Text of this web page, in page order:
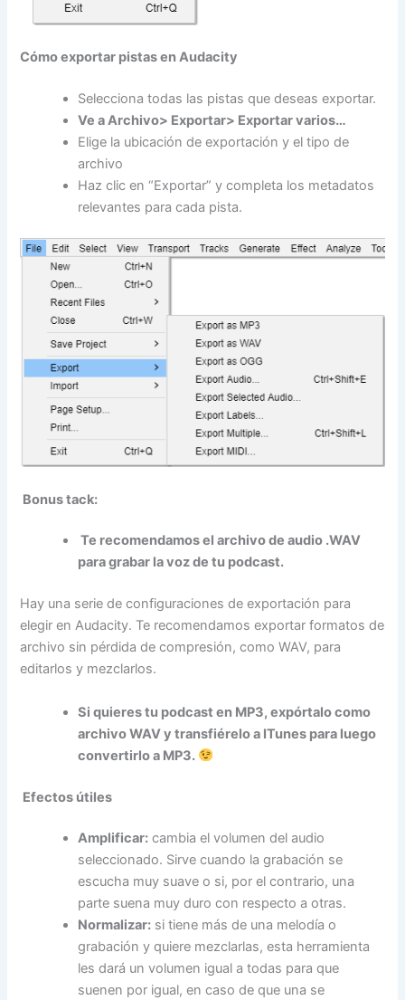
Cómo exportar pistas en Audacity
Selecciona todas las pistas que deseas exportar.
Ve a Archivo> Exportar> Exportar varios…
Elige la ubicación de exportación y el tipo de
archivo
Haz clic en “Exportar” y completa los metadatos
relevantes para cada pista.
Bonus tack:
Te recomendamos el archivo de audio .WAV
para grabar la voz de tu podcast.
Hay una serie de configuraciones de exportación para
elegir en Audacity. Te recomendamos exportar formatos de
archivo sin pérdida de compresión, como WAV, para
editarlos y mezclarlos.
Si quieres tu podcast en MP3, expórtalo como
archivo WAV y transfiérelo a ITunes para luego
convertirlo a MP3.
Efectos útiles
Amplificar: cambia el volumen del audio
seleccionado. Sirve cuando la grabación se
escucha muy suave o si, por el contrario, una
parte suena muy duro con respecto a otras.
Normalizar: si tiene más de una melodía o
grabación y quiere mezclarlas, esta herramienta
les dará un volumen igual a todas para que
suenen por igual, en caso de que una se